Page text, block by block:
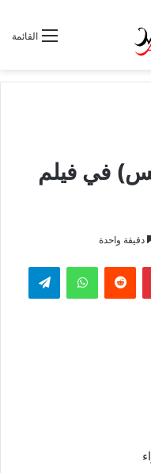
القائمة
في فيلم
دقيقة واحدة
بينتيريست واتساب